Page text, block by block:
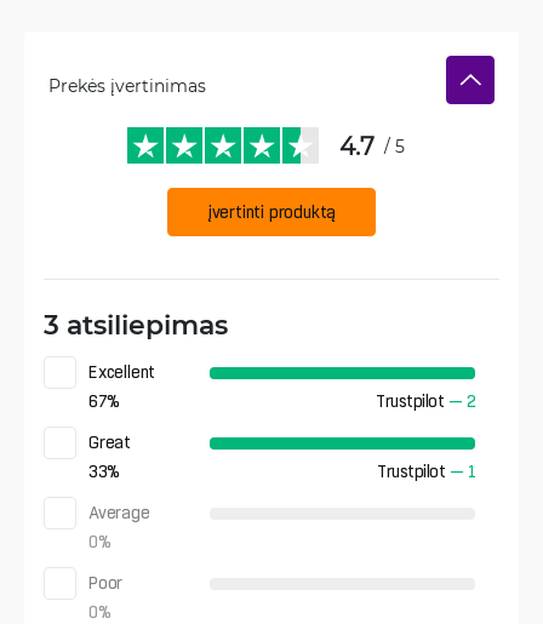
Prekės įvertinimas
4.7 / 5
įvertinti produktą
3 atsiliepimas
Excellent
67% Trustpilot — 2
Great
33% Trustpilot — 1
Average
0%
Poor
0%